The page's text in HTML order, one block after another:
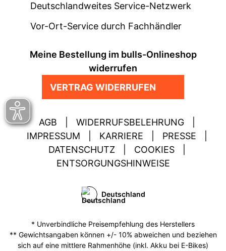
Deutschlandweites Service-Netzwerk
Vor-Ort-Service durch Fachhändler
Meine Bestellung im bulls-Onlineshop
widerrufen
VERTRAG WIDERRUFEN
AGB WIDERRUFSBELEHRUNG
IMPRESSUM
KARRIERE PRESSE
DATENSCHUTZ
COOKIES
ENTSORGUNGSHINWEISE
Deutschland
* Unverbindliche Preisempfehlung des Herstellers
** Gewichtsangaben können +/- 10% abweichen und beziehen
sich auf eine mittlere Rahmenhöhe (inkl. Akku bei E-Bikes)